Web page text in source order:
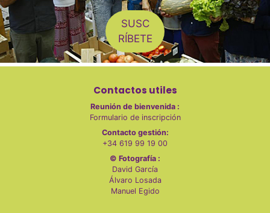
SUSC
RÍBETE
Contactos utiles
Reunión de bienvenida :
Formulario de inscripción
Contacto gestión:
+34 619 99 19 00
© Fotografía :
David García
Álvaro Losada
Manuel Egido